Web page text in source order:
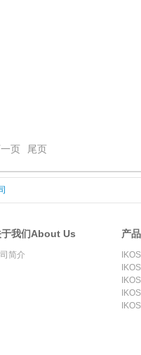
页 尾页
于我们About Us
简介
产